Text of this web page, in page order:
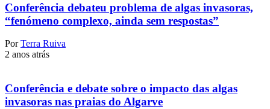
Conferência debateu problema de algas invasoras,
“fenómeno complexo, ainda sem respostas”
Por Terra Ruiva
2 anos atrás
Conferência e debate sobre o impacto das algas
invasoras nas praias do Algarve